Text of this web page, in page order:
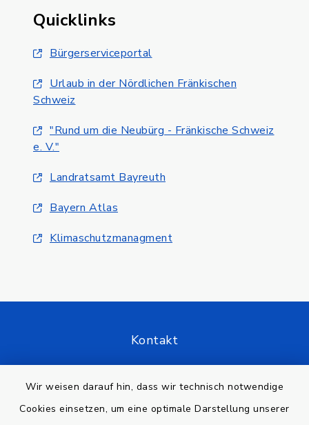
Wir weisen darauf hin, dass wir technisch notwendige
Cookies einsetzen, um eine optimale Darstellung unserer
Quicklinks
Bürgerserviceportal
Urlaub in der Nördlichen Fränkischen
Schweiz
"Rund um die Neubürg - Fränkische Schweiz
e. V."
Landratsamt Bayreuth
Bayern Atlas
Klimaschutzmanagment
Kontakt
Datenschutz